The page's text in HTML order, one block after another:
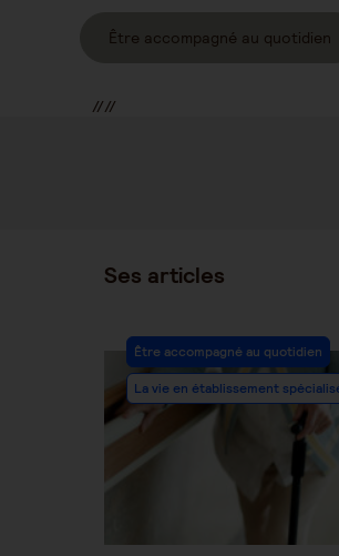
Être accompagné au quotidien
////
Ses articles
Post
Category:
Être accompagné au quotidien
La vie en établissement